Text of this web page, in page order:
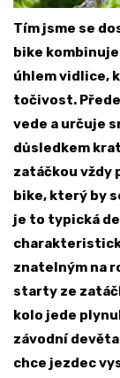
Tím jsme se
bike
úhlem vidlice,
točivost.
vede a určuje
důsledkem
zatáčkou vždy
bike, který by
je to typická
znatelným na
starty ze
kolo jede
závodní
chce jezdec